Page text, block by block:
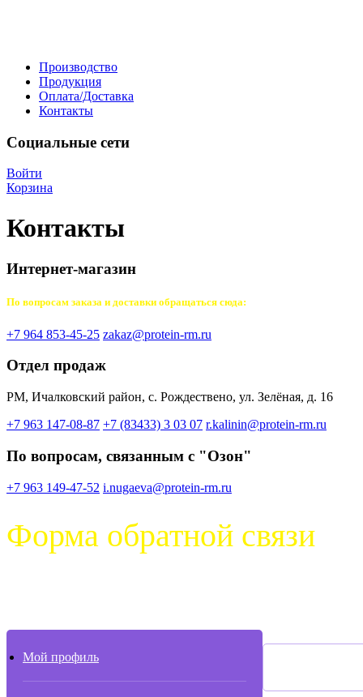
Производство
Продукция
Оплата/Доставка
Контакты
Социальные сети
Войти
Корзина
Контакты
Интернет-магазин
По вопросам заказа и доставки обращаться сюда:
+7 964 853-45-25 zakaz@protein-rm.ru
Отдел продаж
РМ, Ичалковский район, с. Рождествено, ул. Зелёная, д. 16
+7 963 147-08-87 +7 (83433) 3 03 07 r.kalinin@protein-rm.ru
По вопросам, связанным с "Озон"
+7 963 149-47-52 i.nugaeva@protein-rm.ru
Форма обратной связи
Мой профиль